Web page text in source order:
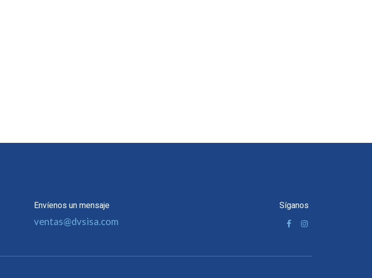
Envíenos un mensaje
ventas@dvsisa.com
Síganos